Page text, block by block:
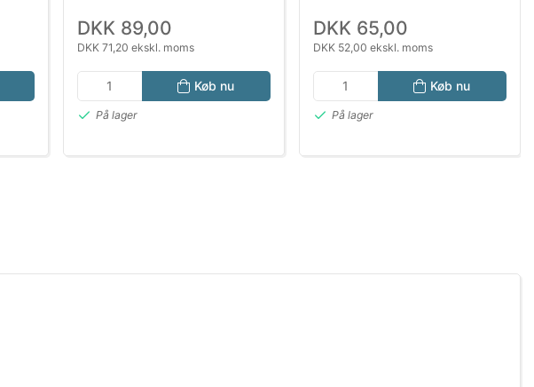
DKK 89,00
DKK 71,20 ekskl. moms
Køb nu
På lager
DKK 65,00
DKK 52,00 ekskl. moms
Køb nu
På lager